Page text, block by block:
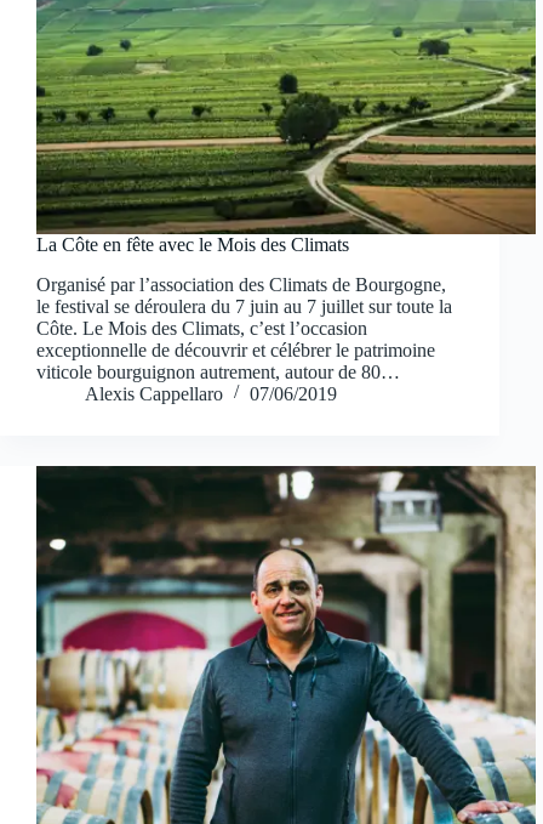
La Côte en fête avec le Mois des Climats
Organisé par l’association des Climats de Bourgogne,
le festival se déroulera du 7 juin au 7 juillet sur toute la
Côte. Le Mois des Climats, c’est l’occasion
exceptionnelle de découvrir et célébrer le patrimoine
viticole bourguignon autrement, autour de 80…
Alexis Cappellaro
07/06/2019